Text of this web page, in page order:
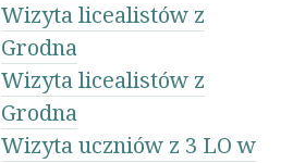
Wizyta licealistów z
Grodna
Wizyta licealistów z
Grodna
Wizyta uczniów z 3 LO w